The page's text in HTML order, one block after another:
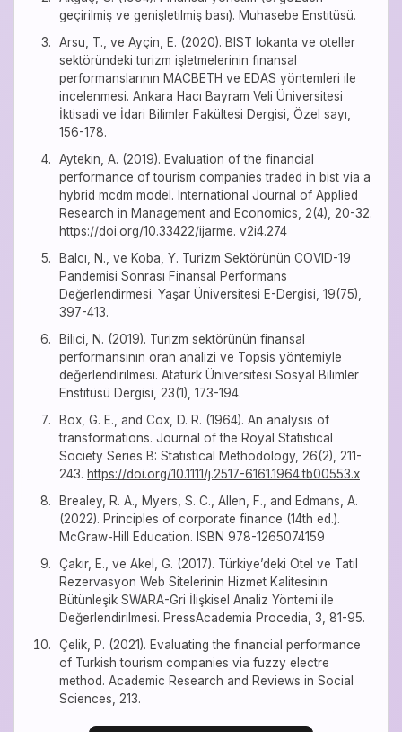
geçirilmiş ve genişletilmiş bası). Muhasebe Enstitüsü.
Arsu, T., ve Ayçin, E. (2020). BIST lokanta ve oteller
sektöründeki turizm işletmelerinin finansal
performanslarının MACBETH ve EDAS yöntemleri ile
incelenmesi. Ankara Hacı Bayram Veli Üniversitesi
İktisadi ve İdari Bilimler Fakültesi Dergisi, Özel sayı,
156-178.
Aytekin, A. (2019). Evaluation of the financial
performance of tourism companies traded in bist via a
hybrid mcdm model. International Journal of Applied
Research in Management and Economics, 2(4), 20-32.
https://doi.org/10.33422/ijarme. v2i4.274
Balcı, N., ve Koba, Y. Turizm Sektörünün COVID-19
Pandemisi Sonrası Finansal Performans
Değerlendirmesi. Yaşar Üniversitesi E-Dergisi, 19(75),
397-413.
Bilici, N. (2019). Turizm sektörünün finansal
performansının oran analizi ve Topsis yöntemiyle
değerlendirilmesi. Atatürk Üniversitesi Sosyal Bilimler
Enstitüsü Dergisi, 23(1), 173-194.
Box, G. E., and Cox, D. R. (1964). An analysis of
transformations. Journal of the Royal Statistical
Society Series B: Statistical Methodology, 26(2), 211-
243. https://doi.org/10.1111/j.2517-6161.1964.tb00553.x
Brealey, R. A., Myers, S. C., Allen, F., and Edmans, A.
(2022). Principles of corporate finance (14th ed.).
McGraw-Hill Education. ISBN 978-1265074159
Çakır, E., ve Akel, G. (2017). Türkiye’deki Otel ve Tatil
Rezervasyon Web Sitelerinin Hizmet Kalitesinin
Bütünleşik SWARA-Gri İlişkisel Analiz Yöntemi ile
Değerlendirilmesi. PressAcademia Procedia, 3, 81-95.
Çelik, P. (2021). Evaluating the financial performance
of Turkish tourism companies via fuzzy electre
method. Academic Research and Reviews in Social
Sciences, 213.